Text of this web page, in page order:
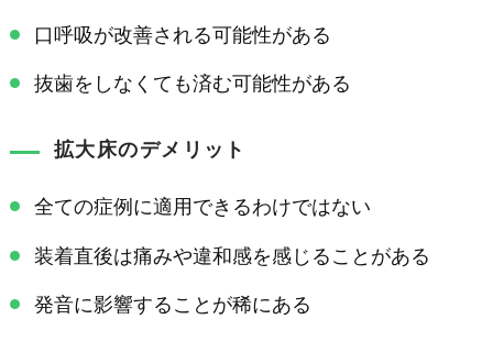
口呼吸が改善される可能性がある
抜歯をしなくても済む可能性がある
拡大床のデメリット
全ての症例に適用できるわけではない
装着直後は痛みや違和感を感じることがある
発音に影響することが稀にある